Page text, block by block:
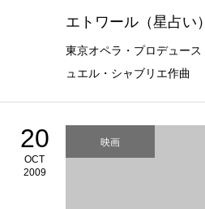
エトワール（星占い）
東京オペラ・プロデュー
ュエル・シャブリエ作曲
20
OCT
2009
映画